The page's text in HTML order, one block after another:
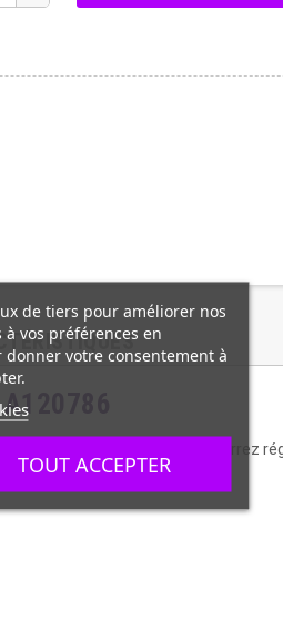
en même temps. Vous pourrez
de tiers pour améliorer nos
vos préférences en
votre consentement à
TOUT ACCEPTER